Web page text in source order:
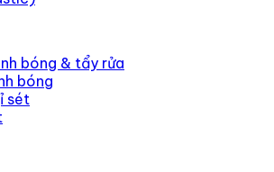
bóng & tẩy rửa
bóng
sét